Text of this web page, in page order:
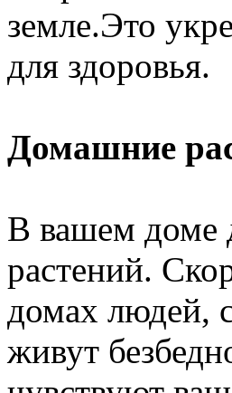
земле.Это
для здоровья.
Домашние
В вашем доме
растений.
домах людей,
живут